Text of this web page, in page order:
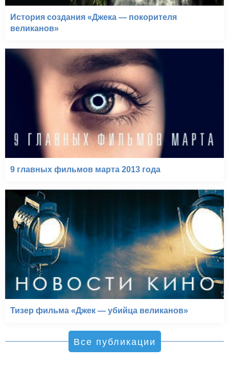
История создания «Джека — покорителя
великанов»
9 главных фильмов марта 2013 года
Тизер фильма «Джек — убийца великанов»
Все публикации